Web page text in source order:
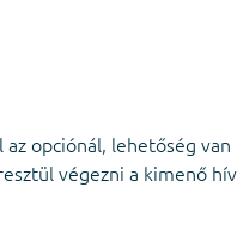
az opciónál, lehetőség
végezni a kimenő